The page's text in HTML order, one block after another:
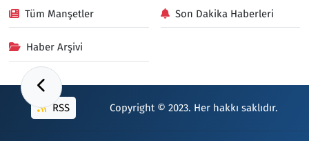
Tüm Manşetler Son Dakika Haberleri
Haber Arşivi
RSS Copyright © 2023. Her hakkı saklıdır.